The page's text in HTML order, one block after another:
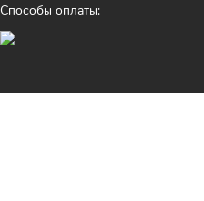
Способы оплаты: